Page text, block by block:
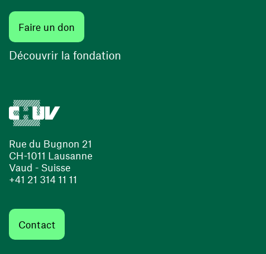
Rue du Bugnon 21
CH-1011 Lausanne
Vaud - Suisse
+41 21 314 11 11
Contact
Faire un don
Découvrir la fondation